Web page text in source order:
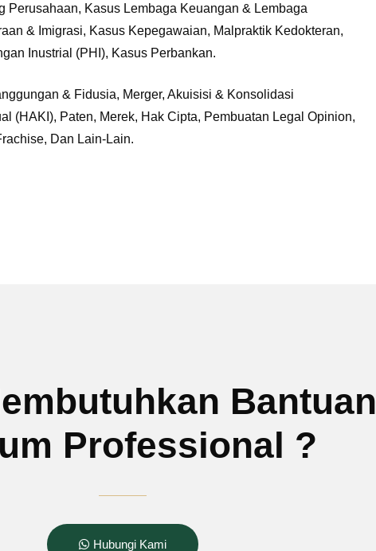
Kasus Lembaga Keuangan & Lembaga
& Imigrasi, Kasus Kepegawaian, Malpraktik Kedokteran,
Inustrial (PHI), Kasus Perbankan.
& Fidusia, Merger, Akuisisi & Konsolidasi
(HAKI), Paten, Merek, Hak Cipta, Pembuatan Legal Opinion,
Dan Lain-Lain.
Bantuan
Professional ?
Hubungi Kami